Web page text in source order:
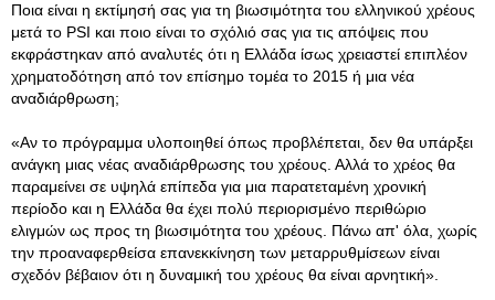
Ποια είναι η εκτίμησή σας για τη βιωσιμότητα του ελληνικού χρέους
μετά το PSI και ποιο είναι το σχόλιό σας για τις απόψεις που
εκφράστηκαν από αναλυτές ότι η Ελλάδα ίσως χρειαστεί επιπλέον
χρηματοδότηση από τον επίσημο τομέα το 2015 ή μια νέα
αναδιάρθρωση;
«Αν το πρόγραμμα υλοποιηθεί όπως προβλέπεται, δεν θα υπάρξει
ανάγκη μιας νέας αναδιάρθρωσης του χρέους. Αλλά το χρέος θα
παραμείνει σε υψηλά επίπεδα για μια παρατεταμένη χρονική
περίοδο και η Ελλάδα θα έχει πολύ περιορισμένο περιθώριο
ελιγμών ως προς τη βιωσιμότητα του χρέους. Πάνω απ' όλα, χωρίς
την προαναφερθείσα επανεκκίνηση των μεταρρυθμίσεων είναι
σχεδόν βέβαιον ότι η δυναμική του χρέους θα είναι αρνητική».